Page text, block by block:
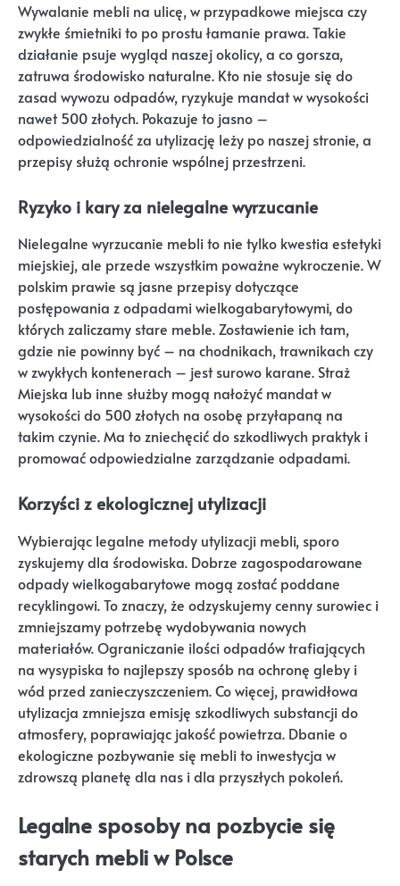
Wywalanie mebli na ulicę, w przypadkowe miejsca czy
zwykłe śmietniki to po prostu łamanie prawa. Takie
działanie psuje wygląd naszej okolicy, a co gorsza,
zatruwa środowisko naturalne. Kto nie stosuje się do
zasad wywozu odpadów, ryzykuje mandat w wysokości
nawet 500 złotych. Pokazuje to jasno –
odpowiedzialność za utylizację leży po naszej stronie, a
przepisy służą ochronie wspólnej przestrzeni.
Ryzyko i kary za nielegalne wyrzucanie
Nielegalne wyrzucanie mebli to nie tylko kwestia estetyki
miejskiej, ale przede wszystkim poważne wykroczenie. W
polskim prawie są jasne przepisy dotyczące
postępowania z odpadami wielkogabarytowymi, do
których zaliczamy stare meble. Zostawienie ich tam,
gdzie nie powinny być – na chodnikach, trawnikach czy
w zwykłych kontenerach – jest surowo karane. Straż
Miejska lub inne służby mogą nałożyć mandat w
wysokości do 500 złotych na osobę przyłapaną na
takim czynie. Ma to zniechęcić do szkodliwych praktyk i
promować odpowiedzialne zarządzanie odpadami.
Korzyści z ekologicznej utylizacji
Wybierając legalne metody utylizacji mebli, sporo
zyskujemy dla środowiska. Dobrze zagospodarowane
odpady wielkogabarytowe mogą zostać poddane
recyklingowi. To znaczy, że odzyskujemy cenny surowiec i
zmniejszamy potrzebę wydobywania nowych
materiałów. Ograniczanie ilości odpadów trafiających
na wysypiska to najlepszy sposób na ochronę gleby i
wód przed zanieczyszczeniem. Co więcej, prawidłowa
utylizacja zmniejsza emisję szkodliwych substancji do
atmosfery, poprawiając jakość powietrza. Dbanie o
ekologiczne pozbywanie się mebli to inwestycja w
zdrowszą planetę dla nas i dla przyszłych pokoleń.
Legalne sposoby na pozbycie się
starych mebli w Polsce